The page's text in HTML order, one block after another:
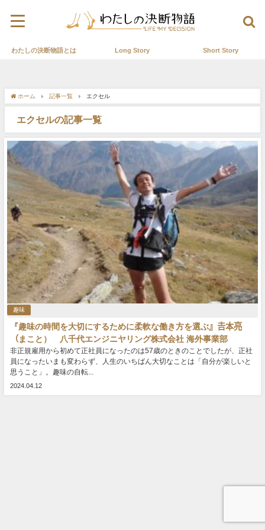
わたしの決断物語とは Long Story Short Story
ホーム 記事一覧 エクセル
エクセルの記事一覧
趣味
『趣味の時間を大切にするために柔軟な働き方を選ぶ』𠮷本亮
（まこと） 八千代エンジニヤリング株式会社 海外事業部
非正規雇用から初めて正社員になったのは57歳のときのことでしたが、正社
員になったいまも変わらず、人生のいちばん大切なことは「自分が楽しいと
思うこと」。趣味の自転...
2024.04.12